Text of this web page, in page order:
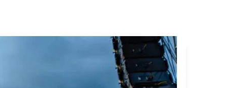
Facebook
Whatsapp